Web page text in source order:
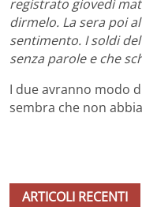
registrato giovedì
dirmelo. La sera poi
sentimento. I soldi
senza parole e che
I due avranno modo
sembra che non
ARTICOLI RECENTI